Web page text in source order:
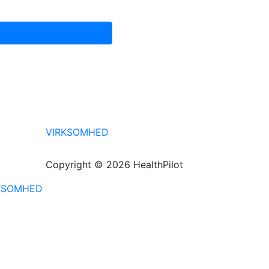
VIRKSOMHED
Copyright © 2026 HealthPilot